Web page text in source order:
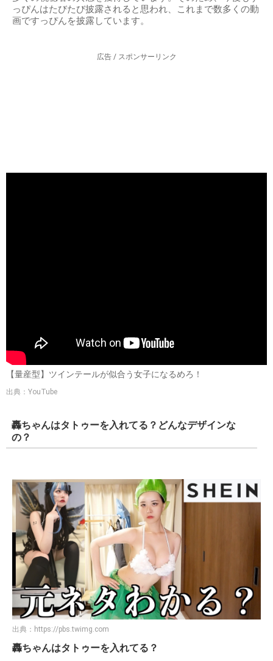
っぴんはたびたび披露されると思われ、これまで数多くの動
画ですっぴんを披露しています。
広告 / スポンサーリンク
【量産型】ツインテールが似合う女子になるめろ！
出典：YouTube
轟ちゃんはタトゥーを入れてる？どんなデザインな
の？
出典： https://pbs.twimg.com
轟ちゃんはタトゥーを入れてる？